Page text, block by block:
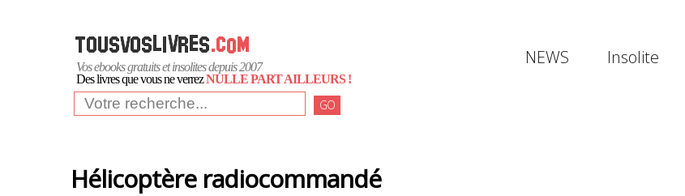
Vos ebooks gratuits et insolites depuis 2007
Des livres que vous ne verrezNULLE PART AILLEURS !
GO
NEWS Insolite
Hélicoptère radiocommandé